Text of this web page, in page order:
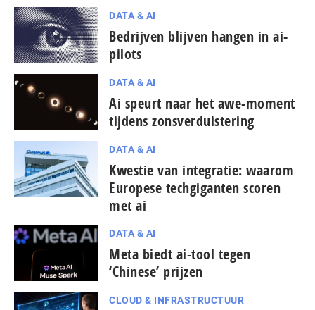
DATA & AI
Bedrijven blijven hangen in ai-
pilots
DATA & AI
Ai speurt naar het awe-moment
tijdens zons­ver­duis­te­ring
DATA & AI
Kwestie van integratie: waarom
Europese techgiganten scoren
met ai
DATA & AI
Meta biedt ai-tool tegen
‘Chinese’ prijzen
CLOUD & INFRASTRUCTUUR